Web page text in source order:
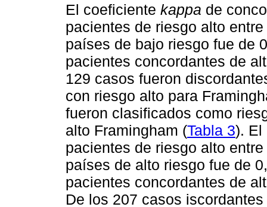
El coeficiente kappa de
pacientes de riesgo alto
países de bajo riesgo fue de
pacientes concordantes de
129 casos fueron
con riesgo alto para
fueron clasificados como
alto Framingham (Tabla 3). El
pacientes de riesgo alto
países de alto riesgo fue de
pacientes concordantes de
De los 207 casos